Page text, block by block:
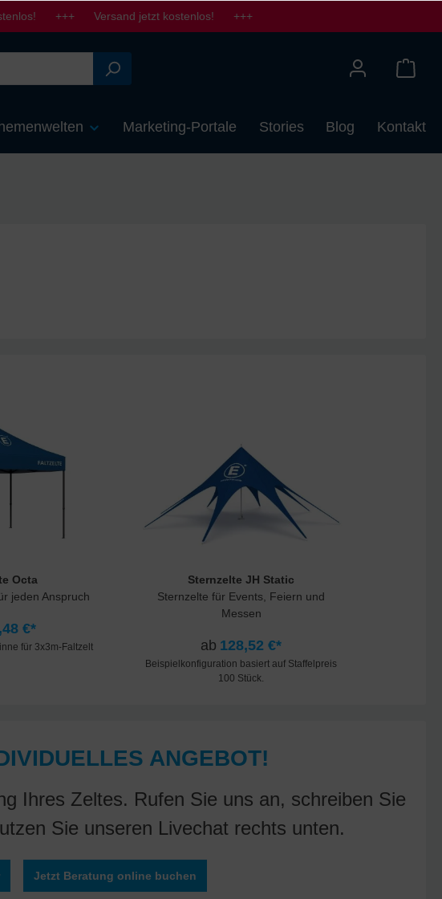
+++ Versand jetzt kostenlos! +++
Marketing-Portale Stories Blog Kontakt
Octa
jeden Anspruch
€*
für 3x3m-Faltzelt
Sternzelte JH Static
Sternzelte für Events, Feiern und
Messen
ab 128,52 €*
Beispielkonfiguration basiert auf Staffelpreis
100 Stück.
ANGEBOT!
Ihres Zeltes. Rufen Sie uns an, schreiben Sie
Sie unseren Livechat rechts unten.
Jetzt Beratung online buchen